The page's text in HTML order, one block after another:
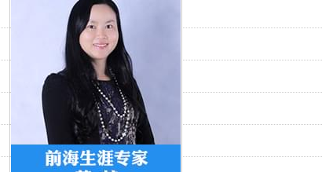
◆ 北京大学深圳研究生院、清华大学深圳研究生院等特聘职业规划课讲师
◆ 曾任职世界500强及法资跨国企业，拥有多年人力资源管理和讲师授课经验